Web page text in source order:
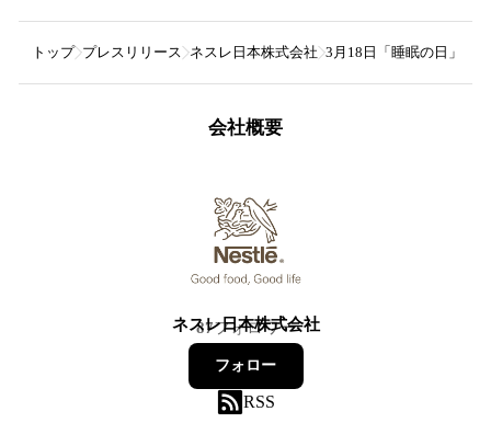
トップ プレスリリース ネスレ日本株式会社 3月18日「睡眠の日」に
会社概要
ネスレ日本株式会社
87フォロワー
フォロー
RSS